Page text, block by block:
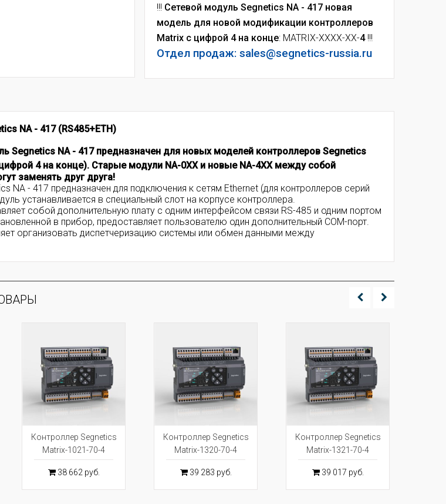
!!! Сетевой модуль Segnetics NA - 417 новая
модель для новой модификации контроллеров
Matrix c цифрой 4 на конце: MATRIX-XXXX-XX-4!!!
Отдел продаж: sales@segnetics-russia.ru
NA - 417 (RS485+ETH)
Segnetics NA - 417 предназначен для новых моделей контроллеров Segnetics
4 на конце). Старые модули NA-0XX и новые NA-4XX между собой
заменять друг друга!
NA - 417 предназначен для подключения к сетям Ethernet (для контроллеров серий
устанавливается в специальный слот на корпусе контроллера.
собой дополнительную плату с одним интерфейсом связи RS-485 и одним портом
в прибор, предоставляет пользователю один дополнительный COM-порт.
организовать диспетчеризацию системы или обмен данными между
Контроллер Segnetics
Matrix-1021-70-4
38 662 руб.
Контроллер Segnetics
Matrix-1320-70-4
39 283 руб.
Контроллер Segnetics
Matrix-1321-70-4
39 017 руб.